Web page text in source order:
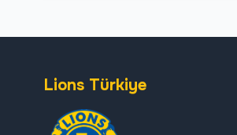
Lions Türkiye